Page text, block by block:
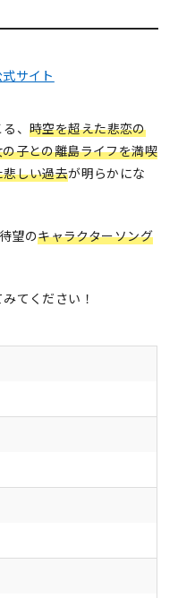
サイト
、 時空を超えた悲恋の
子との離島ライフを満喫
しい過去が明らかにな
望のキャラクターソング
てください！